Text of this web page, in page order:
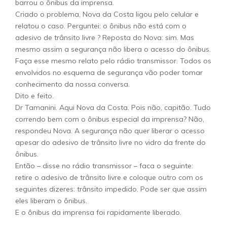
barrou o ônibus da imprensa.
Criado o problema, Nova da Costa ligou pelo celular e
relatou o caso. Perguntei: o ônibus não está com o
adesivo de trânsito livre ? Reposta do Nova: sim. Mas
mesmo assim a segurança não libera o acesso do ônibus.
Faça esse mesmo relato pelo rádio transmissor. Todos os
envolvidos no esquema de segurança vão poder tomar
conhecimento da nossa conversa.
Dito e feito.
Dr Tamanini. Aqui Nova da Costa. Pois não, capitão. Tudo
correndo bem com o ônibus especial da imprensa? Não,
respondeu Nova. A segurança não quer liberar o acesso
apesar do adesivo de trânsito livre no vidro da frente do
ônibus.
Então – disse no rádio transmissor – faca o seguinte:
retire o adesivo de trânsito livre e coloque outro com os
seguintes dizeres: trânsito impedido. Pode ser que assim
eles liberam o ônibus.
E o ônibus da imprensa foi rapidamente liberado.